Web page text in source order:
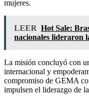
mujeres.
LEER Hot Sale:
nacionales lideraron
La misión concluyó con
internacional y
compromiso de GEMA
impulsen el liderazgo de